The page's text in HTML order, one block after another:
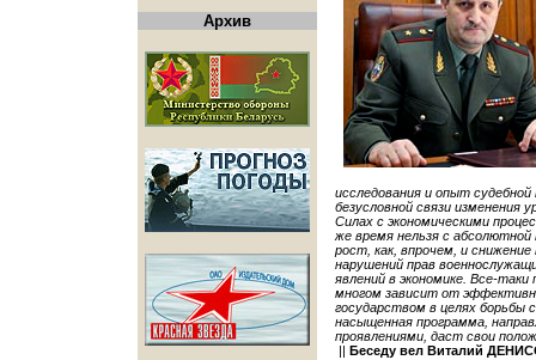
Архив
исследования и опыт
безусловной связи изменения
Силах с экономическими
же время нельзя с
рост, как, впрочем, и
нарушений прав
явлений в экономике. Все-
многом зависит от
государством в целях борьбы
насыщенная программа,
проявлениями, даст свои
|| Беседу вел Виталий